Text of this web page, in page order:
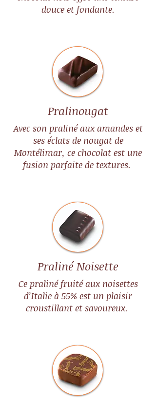
douce et fondante.
Pralinougat
​​Avec son praliné aux amandes et
ses éclats de nougat de
Montélimar, ce chocolat est une
fusion parfaite de textures.
Praliné Noisette
Ce praliné fruité aux noisettes
d’Italie à 55% est un plaisir
croustillant et savoureux.